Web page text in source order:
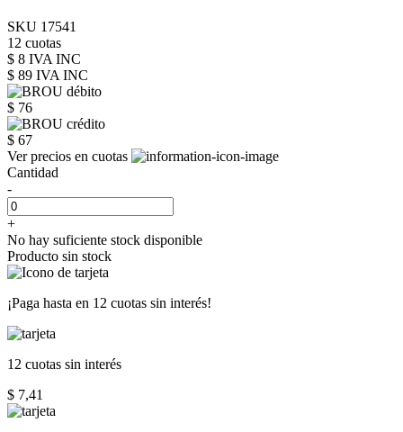
SKU 17541
12 cuotas
$ 8 IVA INC
$ 89 IVA INC
$ 76
$ 67
Ver precios en cuotas
Cantidad
-
+
No hay suficiente stock disponible
Producto sin stock
¡Paga hasta en 12 cuotas sin interés!
12 cuotas sin interés
$ 7,41